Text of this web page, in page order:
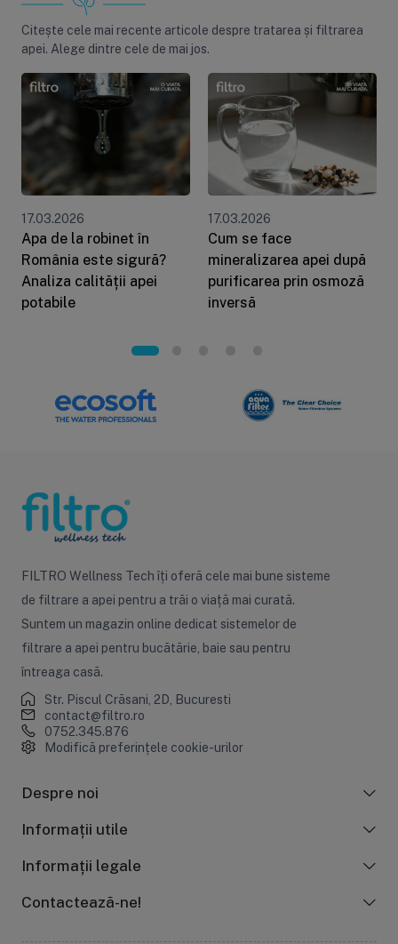
Citește cele mai recente articole despre tratarea și filtrarea
apei. Alege dintre cele de mai jos.
17.03.2026
Apa de la robinet în
România este sigură?
Analiza calității apei
potabile
17.03.2026
Cum se face
mineralizarea apei după
purificarea prin osmoză
inversă
FILTRO Wellness Tech îți oferă cele mai bune sisteme
de filtrare a apei pentru a trăi o viață mai curată.
Suntem un magazin online dedicat sistemelor de
filtrare a apei pentru bucătărie, baie sau pentru
întreaga casă.
Str. Piscul Crăsani, 2D, Bucuresti
contact@filtro.ro
0752.345.876
Modifică preferințele cookie-urilor
Despre noi
Informații utile
Informații legale
Contactează-ne!